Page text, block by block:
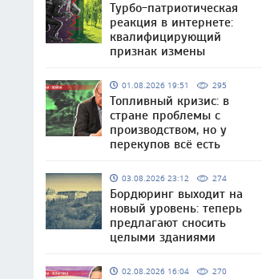
Турбо-патриотическая
реакция в интернете:
квалифицирующий
признак измены
01.08.2026 19:51 295
Топливный кризис: в
стране проблемы с
производством, но у
перекупов всё есть
03.08.2026 23:12 274
Бордюринг выходит на
новый уровень: теперь
предлагают сносить
целыми зданиями
02.08.2026 16:04 270